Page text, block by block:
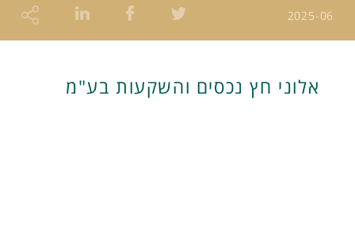
2025-06
אלוני חץ נכסים והשקעות בע"מ